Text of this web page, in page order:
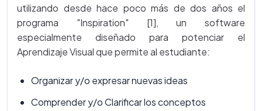
utilizando desde hace poco más de dos años el
programa "Inspiration" [1], un software
especialmente diseñado para potenciar el
Aprendizaje Visual que permite al estudiante:
Organizar y/o expresar nuevas ideas
Comprender y/o Clarificar los conceptos